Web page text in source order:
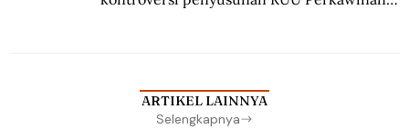
ARTIKEL LAINNYA
Selengkapnya